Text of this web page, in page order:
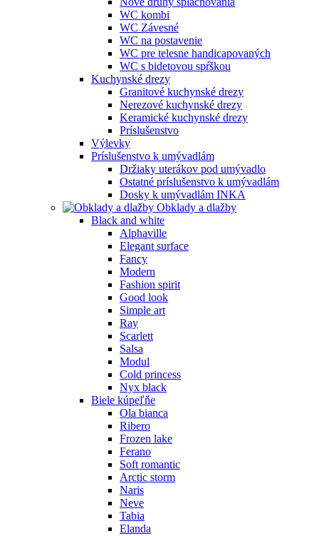
WC kombi
WC Závesné
WC na postavenie
WC pre telesne handicapovaných
WC s bidetovou spŕškou
Kuchynské drezy
Granitové kuchynské drezy
Nerezové kuchynské drezy
Keramické kuchynské drezy
Príslušenstvo
Výlevky
Príslušenstvo k umývadlám
Držiaky uterákov pod umývadlo
Ostatné príslušenstvo k umývadlám
Dosky k umývadlám INKA
Obklady a dlažby
Black and white
Alphaville
Elegant surface
Fancy
Modern
Fashion spirit
Good look
Simple art
Ray
Scarlett
Salsa
Modul
Cold princess
Nyx black
Biele kúpeľňe
Ola bianca
Ribero
Frozen lake
Ferano
Soft romantic
Arctic storm
Naris
Neve
Tabia
Elanda